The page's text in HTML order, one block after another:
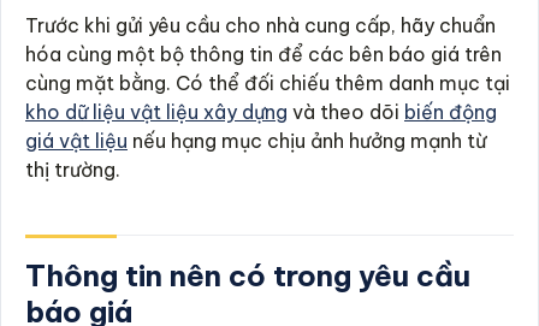
Trước khi gửi yêu cầu cho nhà cung cấp, hãy chuẩn
hóa cùng một bộ thông tin để các bên báo giá trên
cùng mặt bằng. Có thể đối chiếu thêm danh mục tại
kho dữ liệu vật liệu xây dựng và theo dõi biến động
giá vật liệu nếu hạng mục chịu ảnh hưởng mạnh từ
thị trường.
Thông tin nên có trong yêu cầu
báo giá